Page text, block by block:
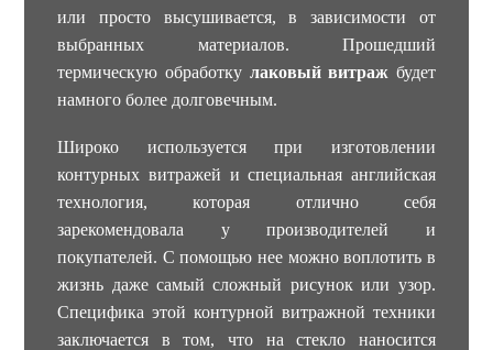
или просто высушивается, в зависимости от
выбранных материалов. Прошедший
термическую обработку лаковый витраж будет
намного более долговечным.
Широко используется при изготовлении
контурных витражей и специальная английская
технология, которая отлично себя
зарекомендовала у производителей и
покупателей. С помощью нее можно воплотить в
жизнь даже самый сложный рисунок или узор.
Специфика этой контурной витражной техники
заключается в том, что на стекло наносится